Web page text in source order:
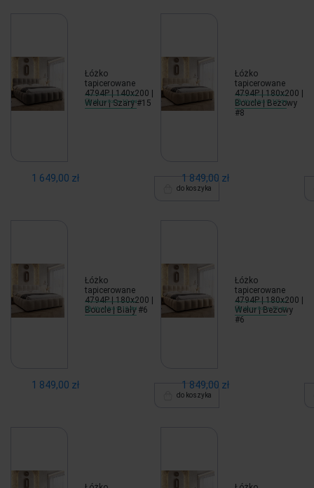
Łóżko
tapicerowane
4794P | 140x200 |
Welur | Szary #15
Wysyłka w 10 dni
1 649,00 zł
do koszyka
Łóżko
tapicerowane
4794P | 180x200 |
Boucle | Beżowy
#8
Wysyłka w 10 dni
1 849,00 zł
Łóżko
tapicerowane
4794P | 180x200 |
Boucle | Biały #6
Wysyłka w 10 dni
1 849,00 zł
do koszyka
Łóżko
tapicerowane
4794P | 180x200 |
Welur | Beżowy
#6
Wysyłka w 10 dni
1 849,00 zł